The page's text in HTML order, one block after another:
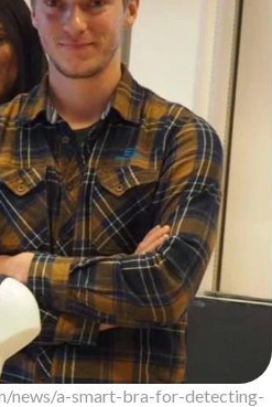
news/a-smart-bra-for-detecting-